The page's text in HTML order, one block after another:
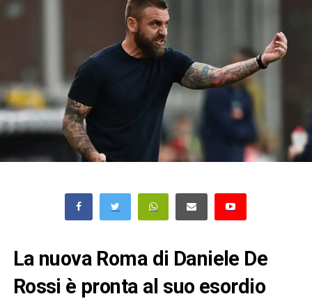
La nuova Roma di Daniele De
Rossi è pronta al suo esordio